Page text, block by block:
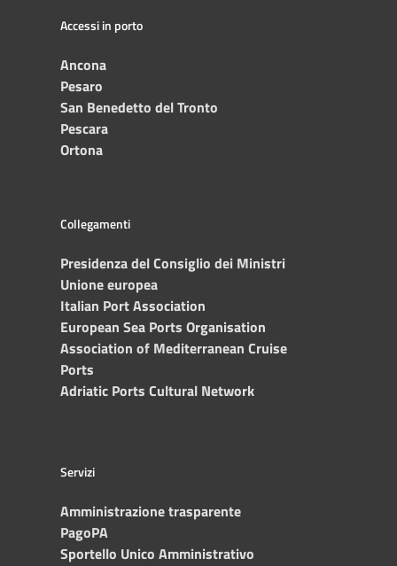
Accessi in porto
Ancona
Pesaro
San Benedetto del Tronto
Pescara
Ortona
Collegamenti
Presidenza del Consiglio dei Ministri
Unione europea
Italian Port Association
European Sea Ports Organisation
Association of Mediterranean Cruise
Ports
Adriatic Ports Cultural Network
Servizi
Amministrazione trasparente
PagoPA
Sportello Unico Amministrativo